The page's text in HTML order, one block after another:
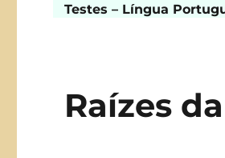
Testes – Língua
Raízes